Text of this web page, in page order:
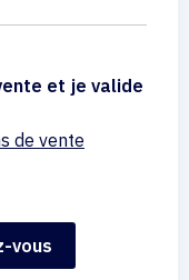
et je valide
de vente